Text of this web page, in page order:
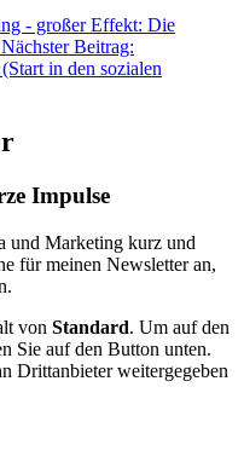
- großer Effekt: Die
Nächster Beitrag:
in den sozialen
Impulse
und Marketing kurz und
für meinen Newsletter an,
von Standard. Um auf den
Sie auf den Button unten.
Drittanbieter weitergegeben